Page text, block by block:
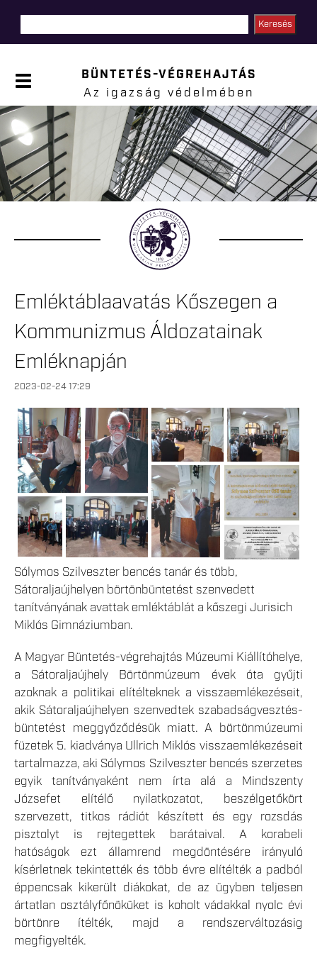
P
a
e
l
n
y
t
á
s
a
BÜNTETÉS-VÉGREHAJTÁS
Az igazság védelmében
Jelenlegi hely
Emléktáblaavatás Kőszegen a
Kommunizmus Áldozatainak
Emléknapján
2023-02-24 17:29
Sólymos Szilveszter bencés tanár és több,
Sátoraljaújhelyen börtönbüntetést szenvedett
tanítványának avattak emléktáblát a kőszegi Jurisich
Miklós Gimnáziumban.
A Magyar Büntetés-végrehajtás Múzeumi Kiállítóhelye,
a Sátoraljaújhely Börtönmúzeum évek óta gyűjti
azoknak a politikai elítélteknek a visszaemlékezéseit,
akik Sátoraljaújhelyen szenvedtek szabadságvesztés-
büntetést meggyőződésük miatt. A börtönmúzeumi
füzetek 5. kiadványa Ullrich Miklós visszaemlékezéseit
tartalmazza, aki Sólymos Szilveszter bencés szerzetes
egyik tanítványaként nem írta alá a Mindszenty
Józsefet elítélő nyilatkozatot, beszélgetőkört
szervezett, titkos rádiót készített és egy rozsdás
pisztolyt is rejtegettek barátaival. A korabeli
hatóságok ezt államrend megdöntésére irányuló
kísérletnek tekintették és több évre elítélték a padból
éppencsak kikerült diákokat, de az ügyben teljesen
ártatlan osztályfőnöküket is koholt vádakkal nyolc évi
börtönre ítélték, majd a rendszerváltozásig
megfigyelték.